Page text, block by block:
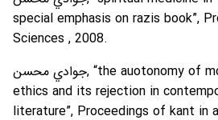
special emphasis on razis book”,
Sciences , 2008.
جوادي محسن, “the auotonomy of moral agent in kants
ethics and its rejection in
literature”, Proceedings of kant in